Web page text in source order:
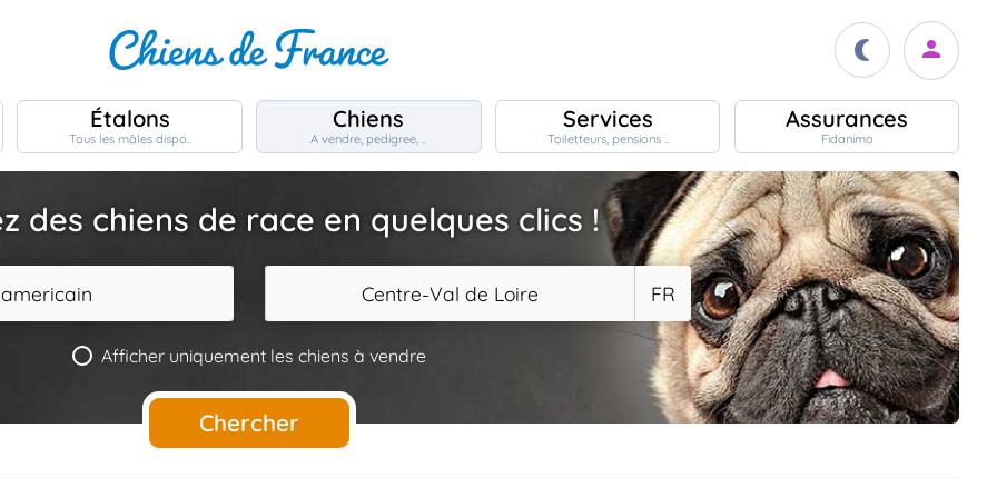
Étalons
Tous les mâles dispo..
Chiens
A vendre, pedigree, ..
Services
Toiletteurs, pensions ..
Assurances
Fidanimo
des chiens de race en quelques clics !
Centre-Val de Loire FR
Afficher uniquement les chiens à vendre
Chercher